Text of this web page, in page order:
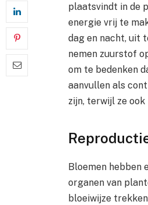
plaatsvindt in de
energie vrij te
dag en nacht, uit
nemen zuurstof
om te bedenken
aanvullen als
zijn, terwijl ze
Bloemen hebben
organen van
bloeiwijze